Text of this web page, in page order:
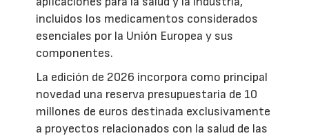
incluidos los medicamentos considerados
esenciales por la Unión Europea y sus
componentes.
La edición de 2026 incorpora como principal
novedad una reserva presupuestaria de 10
millones de euros destinada exclusivamente
a proyectos relacionados con la salud de las